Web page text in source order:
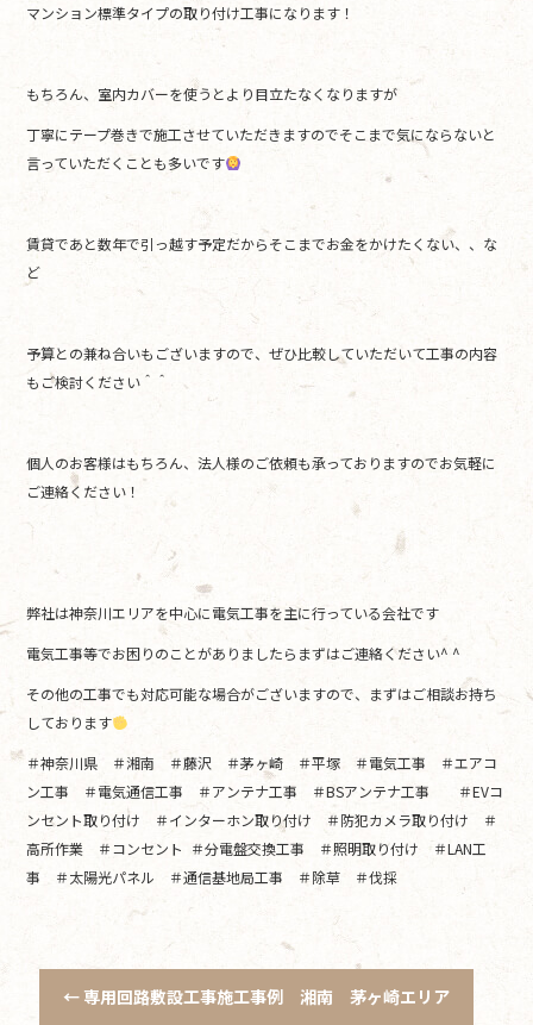
マンション標準タイプの取り付け工事になります！
もちろん、室内カバーを使うとより目立たなくなりますが
丁寧にテープ巻きで施工させていただきますのでそこまで気にならないと
言っていただくことも多いです
賃貸であと数年で引っ越す予定だからそこまでお金をかけたくない、、な
ど
予算との兼ね合いもございますので、ぜひ比較していただいて工事の内容
もご検討ください＾＾
個人のお客様はもちろん、法人様のご依頼も承っておりますのでお気軽に
ご連絡ください！
弊社は神奈川エリアを中心に電気工事を主に行っている会社です
電気工事等でお困りのことがありましたらまずはご連絡ください^ ^
その他の工事でも対応可能な場合がございますので、まずはご相談お持ち
しております
＃神奈川県 ＃湘南 ＃藤沢 ＃茅ヶ崎 ＃平塚 ＃電気工事 ＃エアコ
ン工事 ＃電気通信工事 ＃アンテナ工事 ＃BSアンテナ工事 ＃EVコ
ンセント取り付け ＃インターホン取り付け ＃防犯カメラ取り付け ＃
高所作業 ＃コンセント ＃分電盤交換工事 ＃照明取り付け ＃LAN工
事 ＃太陽光パネル ＃通信基地局工事 ＃除草 ＃伐採
← 専用回路敷設工事施工事例 湘南 茅ヶ崎エリア